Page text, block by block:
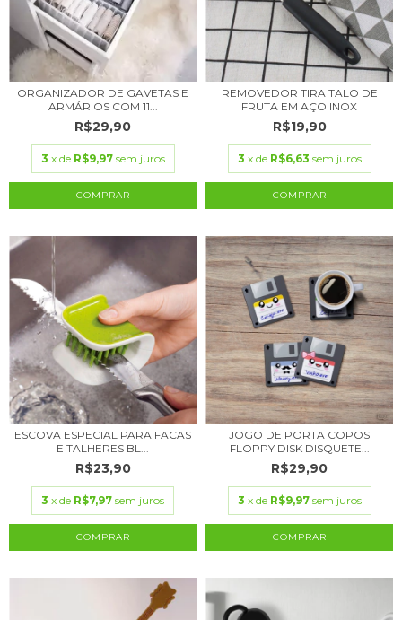
ORGANIZADOR DE GAVETAS E
ARMÁRIOS COM 11...
R$29,90
3 x de R$9,97 sem juros
COMPRAR
REMOVEDOR TIRA TALO DE
FRUTA EM AÇO INOX
R$19,90
3 x de R$6,63 sem juros
ESCOVA ESPECIAL PARA FACAS
E TALHERES BL...
R$23,90
3 x de R$7,97 sem juros
JOGO DE PORTA COPOS
FLOPPY DISK DISQUETE...
R$29,90
3 x de R$9,97 sem juros